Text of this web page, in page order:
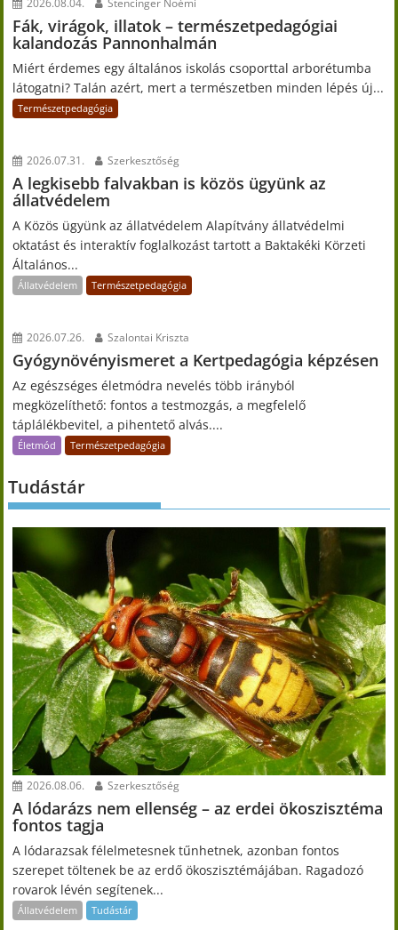
2026.08.04. Stencinger Noémi
Fák, virágok, illatok – természetpedagógiai
kalandozás Pannonhalmán
Miért érdemes egy általános iskolás csoporttal arborétumba
látogatni? Talán azért, mert a természetben minden lépés új...
Természetpedagógia
2026.07.31. Szerkesztőség
A legkisebb falvakban is közös ügyünk az
állatvédelem
A Közös ügyünk az állatvédelem Alapítvány állatvédelmi
oktatást és interaktív foglalkozást tartott a Baktakéki Körzeti
Általános...
Állatvédelem Természetpedagógia
2026.07.26. Szalontai Kriszta
Gyógynövényismeret a Kertpedagógia képzésen
Az egészséges életmódra nevelés több irányból
megközelíthető: fontos a testmozgás, a megfelelő
táplálékbevitel, a pihentető alvás....
Életmód Természetpedagógia
Tudástár
2026.08.06. Szerkesztőség
A lódarázs nem ellenség – az erdei ökoszisztéma
fontos tagja
A lódarazsak félelmetesnek tűnhetnek, azonban fontos
szerepet töltenek be az erdő ökoszisztémájában. Ragadozó
rovarok lévén segítenek...
Állatvédelem Tudástár